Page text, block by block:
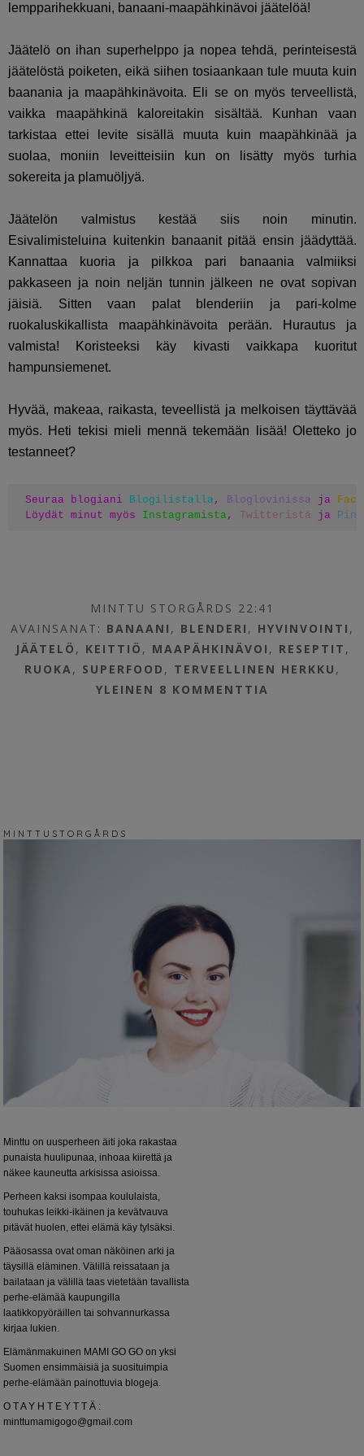
lempparihekkuani, banaani-maapähkinävoi jäätelöä!
Jäätelö on ihan superhelppo ja nopea tehdä, perinteisestä
jäätelöstä poiketen, eikä siihen tosiaankaan tule muuta kuin
baanania ja maapähkinävoita. Eli se on myös terveellistä,
vaikka maapähkinä kaloreitakin sisältää. Kunhan vaan
tarkistaa ettei levite sisällä muuta kuin maapähkinää ja
suolaa, moniin leveitteisiin kun on lisätty myös turhia
sokereita ja plamuöljyä.
Jäätelön valmistus kestää siis noin minutin.
Esivalimisteluina kuitenkin banaanit pitää ensin jäädyttää.
Kannattaa kuoria ja pilkkoa pari banaania valmiiksi
pakkaseen ja noin neljän tunnin jälkeen ne ovat sopivan
jäisiä. Sitten vaan palat blenderiin ja pari-kolme
ruokaluskikallista maapähkinävoita perään. Hurautus ja
valmista! Koristeeksi käy kivasti vaikkapa kuoritut
hampunsiemenet.
Hyvää, makeaa, raikasta, teveellistä ja melkoisen täyttävää
myös. Heti tekisi mieli mennä tekemään lisää! Oletteko jo
testanneet?
Seuraa blogiani Blogilistalla, Bloglovinissa ja
Löydät minut myös Instagramista, Twitteristä ja
MINTTU STORGÅRDS 22:41
AVAINSANAT: BANAANI , BLENDERI , HYVINVOINTI ,
JÄÄTELÖ , KEITTIÖ , MAAPÄHKINÄVOI , RESEPTIT ,
RUOKA, SUPERFOOD , TERVEELLINEN HERKKU ,
YLEINEN 8 KOMMENTTIA
M I N T T U S T O R G Å R D S
Minttu on uusperheen äiti joka rakastaa
punaista huulipunaa, inhoaa kiirettä ja
näkee kauneutta arkisissa asioissa.
Perheen kaksi isompaa koululaista,
touhukas leikki-ikäinen ja kevätvauva
pitävät huolen, ettei elämä käy tylsäksi.
Pääosassa ovat oman näköinen arki ja
täysillä eläminen. Välillä reissataan ja
bailataan ja välillä taas vietetään tavallista
perhe-elämää kaupungilla
laatikkopyöräillen tai sohvannurkassa
kirjaa lukien.
Elämänmakuinen MAMI GO GO on yksi
Suomen ensimmäisiä ja suosituimpia
perhe-elämään painottuvia blogeja.
O T A Y H T E Y T T Ä :
minttumamigogo@gmail.com